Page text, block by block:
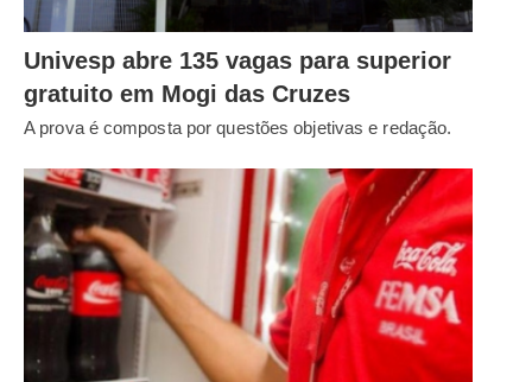
Univesp abre 135 vagas para superior
gratuito em Mogi das Cruzes
A prova é composta por questões objetivas e redação.